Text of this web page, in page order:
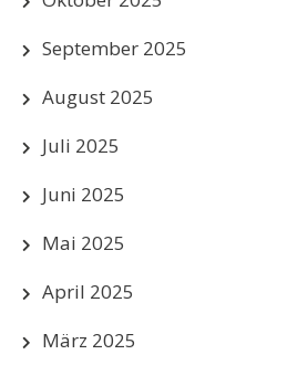
September 2025
August 2025
Juli 2025
Juni 2025
Mai 2025
April 2025
März 2025